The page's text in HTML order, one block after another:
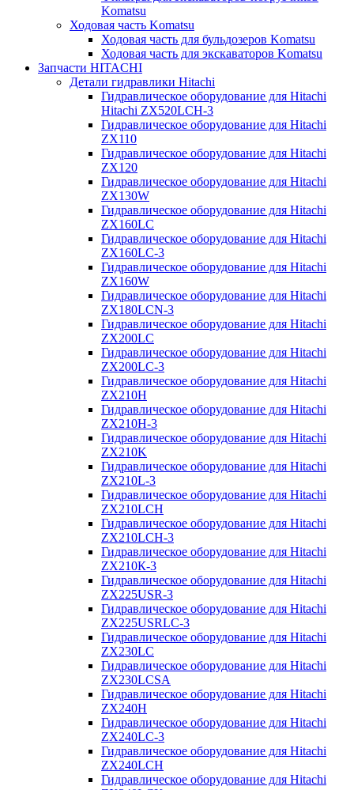
Komatsu
Ходовая часть Komatsu
Ходовая часть для бульдозеров Komatsu
Ходовая часть для экскаваторов Komatsu
Запчасти HITACHI
Детали гидравлики Hitachi
Гидравлическое оборудование для Hitachi
Hitachi ZX520LCH-3
Гидравлическое оборудование для Hitachi
ZX110
Гидравлическое оборудование для Hitachi
ZX120
Гидравлическое оборудование для Hitachi
ZX130W
Гидравлическое оборудование для Hitachi
ZX160LC
Гидравлическое оборудование для Hitachi
ZX160LC-3
Гидравлическое оборудование для Hitachi
ZX160W
Гидравлическое оборудование для Hitachi
ZX180LCN-3
Гидравлическое оборудование для Hitachi
ZX200LC
Гидравлическое оборудование для Hitachi
ZX200LC-3
Гидравлическое оборудование для Hitachi
ZX210H
Гидравлическое оборудование для Hitachi
ZX210H-3
Гидравлическое оборудование для Hitachi
ZX210K
Гидравлическое оборудование для Hitachi
ZX210L-3
Гидравлическое оборудование для Hitachi
ZX210LCH
Гидравлическое оборудование для Hitachi
ZX210LCH-3
Гидравлическое оборудование для Hitachi
ZX210К-3
Гидравлическое оборудование для Hitachi
ZX225USR-3
Гидравлическое оборудование для Hitachi
ZX225USRLC-3
Гидравлическое оборудование для Hitachi
ZX230LC
Гидравлическое оборудование для Hitachi
ZX230LCSA
Гидравлическое оборудование для Hitachi
ZX240H
Гидравлическое оборудование для Hitachi
ZX240LC-3
Гидравлическое оборудование для Hitachi
ZX240LCH
Гидравлическое оборудование для Hitachi